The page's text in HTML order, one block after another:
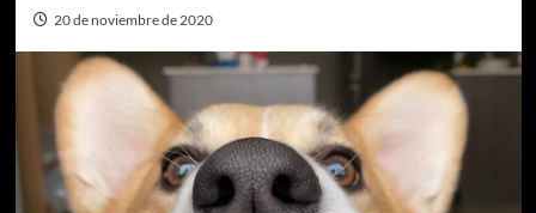
20 de noviembre de 2020